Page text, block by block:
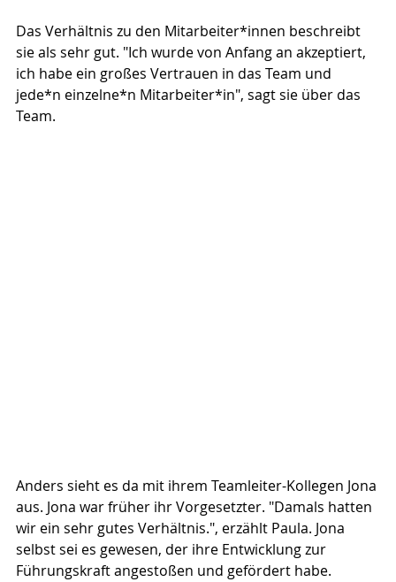
Das Verhältnis zu den Mitarbeiter*innen beschreibt
sie als sehr gut. "Ich wurde von Anfang an akzeptiert,
ich habe ein großes Vertrauen in das Team und
jede*n einzelne*n Mitarbeiter*in", sagt sie über das
Team.
Anders sieht es da mit ihrem Teamleiter-Kollegen Jona
aus. Jona war früher ihr Vorgesetzter. "Damals hatten
wir ein sehr gutes Verhältnis.", erzählt Paula. Jona
selbst sei es gewesen, der ihre Entwicklung zur
Führungskraft angestoßen und gefördert habe.